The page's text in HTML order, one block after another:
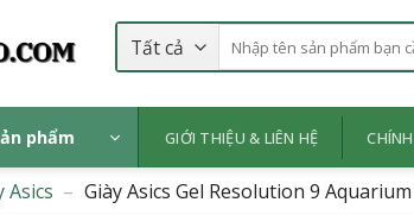
Tìm
kiếm:
phẩm GIỚI THIỆU & LIÊN HỆ
Asics – Giày Asics Gel Resolution 9